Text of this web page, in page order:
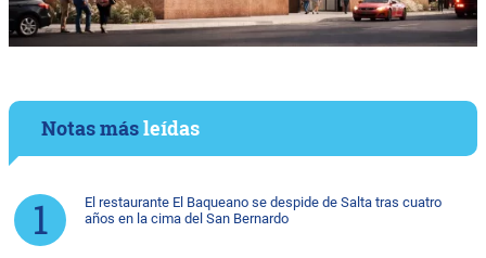
Notas másleídas
El restaurante El Baqueano se despide de Salta tras cuatro
años en la cima del San Bernardo